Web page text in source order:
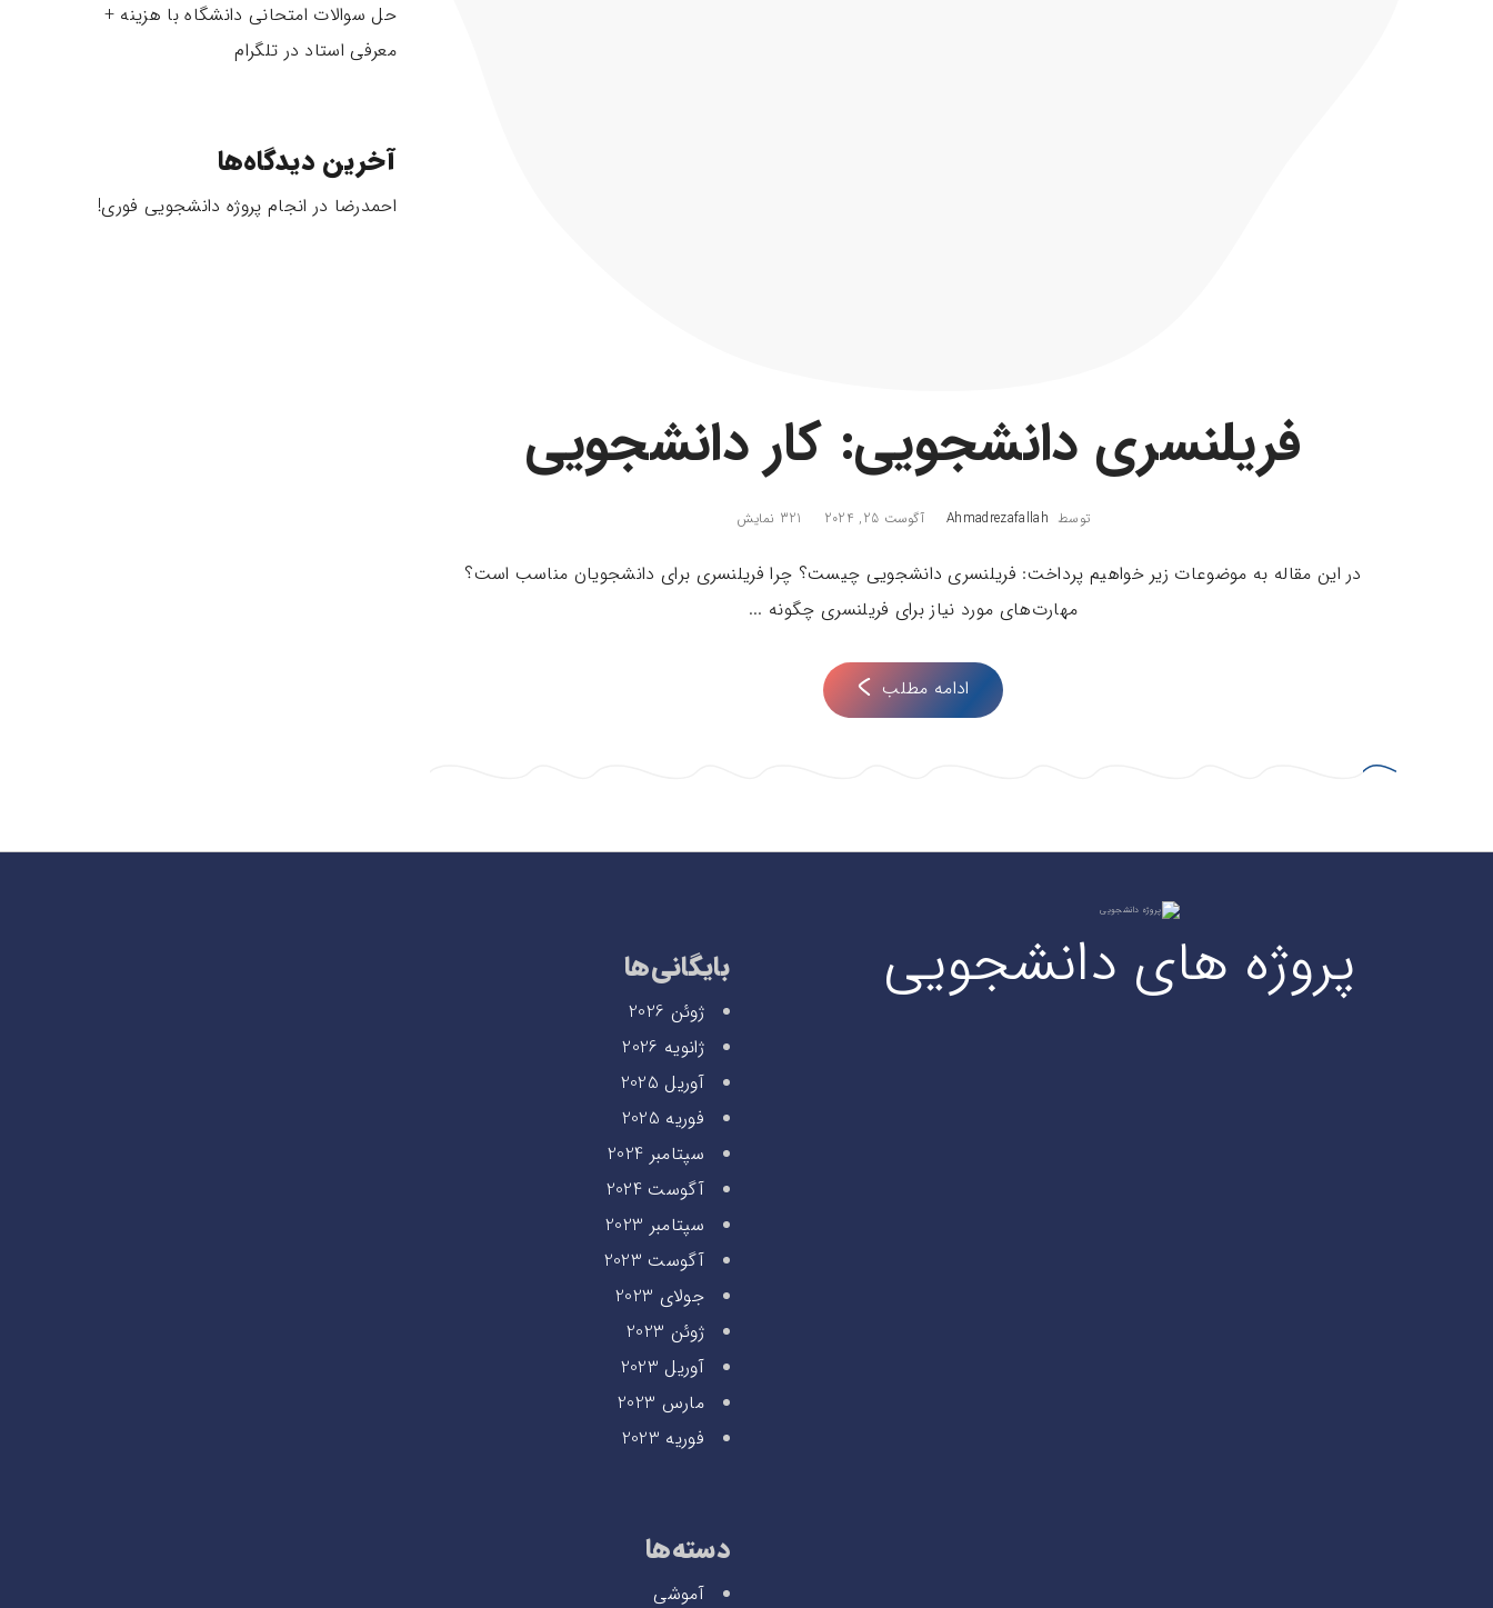
فریلنسری دانشجویی: کار دانشجویی
توسط Ahmadrezafallah آگوست 25, 2024 321 نمایش
در این مقاله به موضوعات زیر خواهیم پرداخت: فریلنسری دانشجویی چیست؟ چرا فریلنسری برای دانشجویان مناسب است؟
مهارت‌های مورد نیاز برای فریلنسری چگونه ...
ادامه مطلب
حل سوالات امتحانی دانشگاه با هزینه +
معرفی استاد در تلگرام
آخرین دیدگاه‌ها
احمدرضا در انجام پروژه دانشجویی فوری!
پروژه های دانشجویی بایگانی‌ها
ژوئن 2026
ژانویه 2026
آوریل 2025
فوریه 2025
سپتامبر 2024
آگوست 2024
سپتامبر 2023
آگوست 2023
جولای 2023
ژوئن 2023
آوریل 2023
مارس 2023
فوریه 2023
دسته‌ها
آموشی